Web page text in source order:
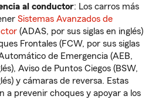
al conductor: Los carros más
Sistemas Avanzados de
(ADAS, por sus siglas en inglés)
Frontales (FCW, por sus siglas
de Emergencia (AEB,
Aviso de Puntos Ciegos (BSW,
y cámaras de reversa. Estas
a prevenir choques y apoyar a los